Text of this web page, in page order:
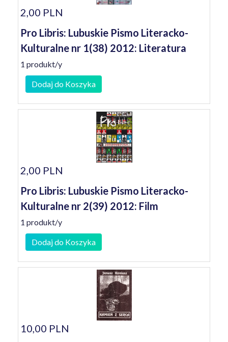
2,00 PLN
Pro Libris: Lubuskie Pismo Literacko-
Kulturalne nr 1(38) 2012: Literatura
1 produkt/y
Dodaj do Koszyka
2,00 PLN
Pro Libris: Lubuskie Pismo Literacko-
Kulturalne nr 2(39) 2012: Film
1 produkt/y
Dodaj do Koszyka
10,00 PLN